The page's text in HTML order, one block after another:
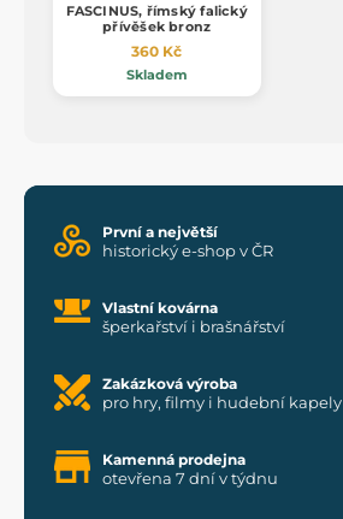
FASCINUS, římský falický
přívěšek bronz
360 Kč
Skladem
První a největší
historický e-shop v ČR
Vlastní kovárna
šperkařství i brašnářství
Zakázková výroba
pro hry, filmy i hudební kapely
Kamenná prodejna
otevřena 7 dní v týdnu